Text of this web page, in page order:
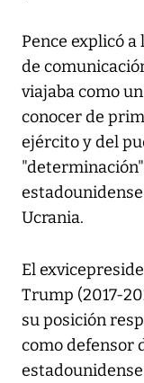
Pence explicó
de
viajaba como
conocer de
ejército y del
Ucrania.
El
Trump (2017-
su posición
como defensor